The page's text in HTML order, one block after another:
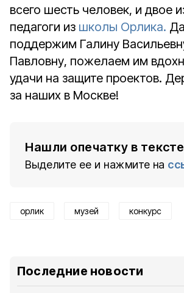
всего шесть человек, и двое
педагоги из школы Орлика.
поддержим Галину
Павловну, пожелаем им
удачи на защите проектов.
за наших в Москве!
Нашли опечатку в
Выделите ее и нажмите на
орлик музей конкурс
Последние новости